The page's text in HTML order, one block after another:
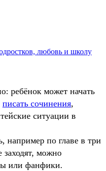
любовь и школу
ребёнок может начать
писать сочинения,
ситуации в
например по главе в три
заходят, можно
или фанфики.